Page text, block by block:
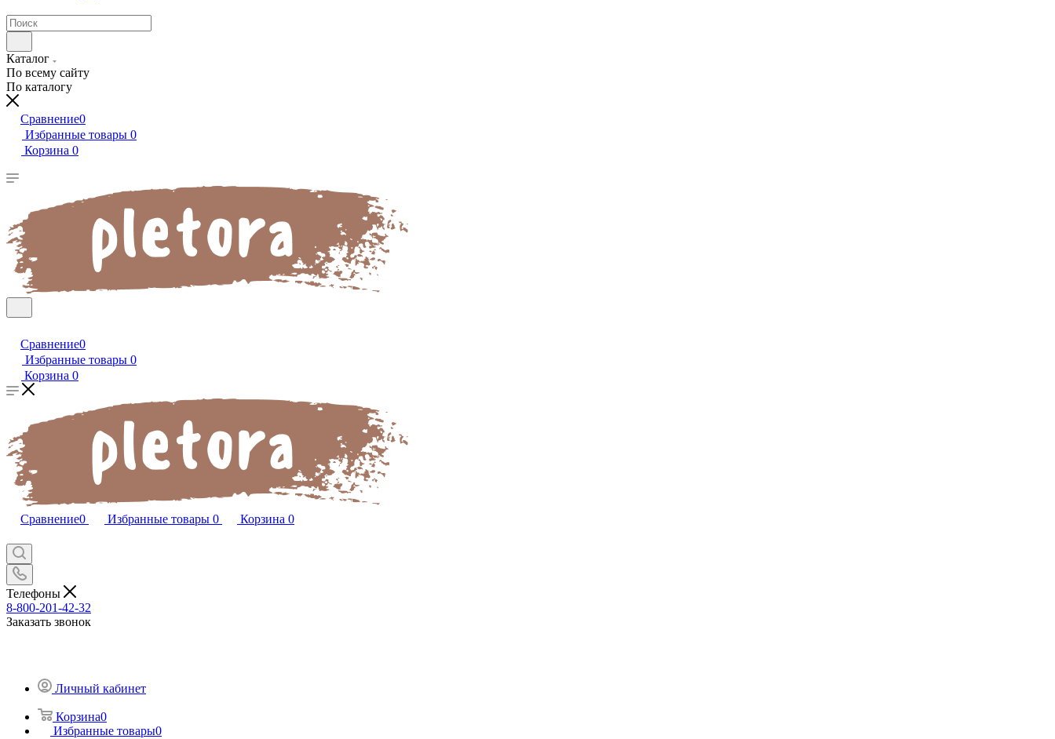
Каталог
По всему сайту
По каталогу
Сравнение0
Избранные товары 0
Корзина 0
Сравнение0
Избранные товары 0
Корзина 0
Сравнение0 Избранные товары 0 Корзина 0
Телефоны
8-800-201-42-32
Заказать звонок
Личный кабинет
Корзина0
Избранные товары0